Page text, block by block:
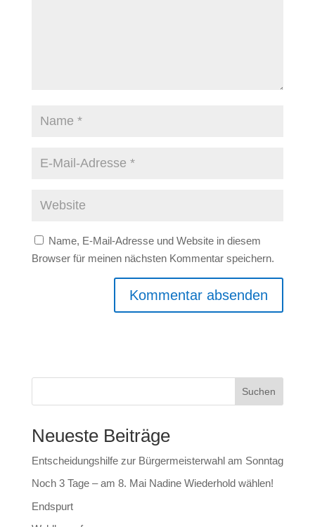
Name, E-Mail-Adresse und Website in diesem
Browser für meinen nächsten Kommentar speichern.
Suchen
Neueste Beiträge
Entscheidungshilfe zur Bürgermeisterwahl am Sonntag
Noch 3 Tage – am 8. Mai Nadine Wiederhold wählen!
Endspurt